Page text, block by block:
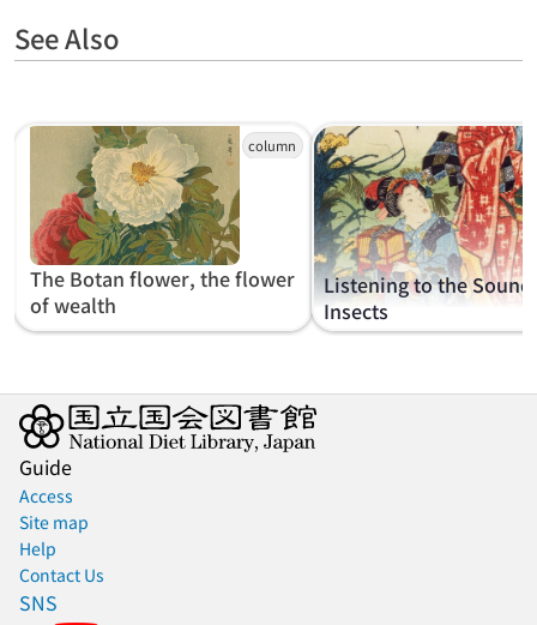
See Also
The Botan flower, the flower
of wealth
Listening to the
Insects
Guide
Access
Site map
Help
Contact Us
SNS